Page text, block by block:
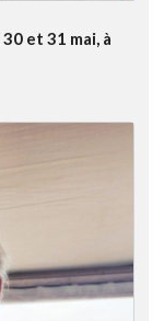
et 31 mai, à